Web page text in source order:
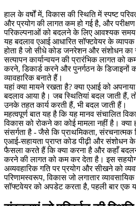
हाल के वर्षों में, विकास की स्थिति में स्पष्ट
और प्रयोग की लागत कम हो गई है, और
परिकल्पनाओं को बदलने के लिए आवश्यक समय
यह बदलाव एआई आधारित सॉफ्टवेयर के
होता है जो सीधे कोड जनरेशन और संशोधन
सत्यापन कार्यान्वयन की प्रारंभिक लागत
करने, डिकार्ड करने और पुनर्गठन के डिजाइनों
व्यावहारिक बनाते हैं।
यहां क्या मायने रखता है? क्या एआई को
बदलाव आया है। जब स्थितियां बदल जाती हैं,
उनके तहत कार्य करती हैं, भी बदल जाती हैं।
महत्वपूर्ण बात यह है कि यह मानव संचालित
विकास को रोकने का कोई मामला नहीं है। क्या
संसर्गता है - जैसे कि प्राथमिकता, संरचनात्मक
एआई-सहायता प्राप्त कोड पीढ़ी और संशोधन
फैसला करते हैं कि क्या करना है और कहाँ
करने की लागत को कम कर देता है। इस
अव्यवहारिक गति पर प्रयोग और सीखने को
परिणामस्वरूप, विकास जो लगातार
सॉफ्टवेयर को अपडेट करता है, पहली बार एक